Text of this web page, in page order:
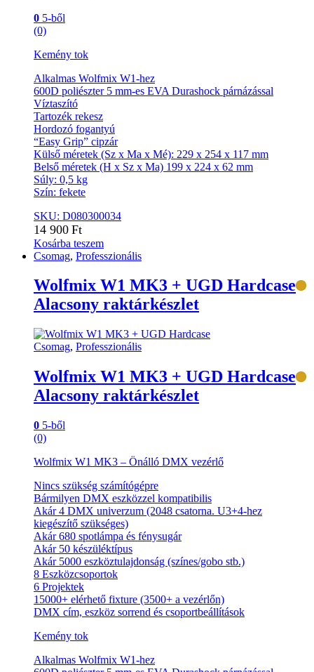
0 5-ből
(0)
Kemény tok
Alkalmas Wolfmix W1-hez
600D poliészter 5 mm-es EVA Durashock párnázással
Víztaszító
Tartozék rekesz
Hordozó fogantyú
“Easy Grip” cipzár
Külső méretek (Sz x Ma x Mé): 229 x 254 x 117 mm
Belső méretek (H x Sz x Ma) 199 x 224 x 62 mm
Súly: 0,5 kg
Szín: fekete
SKU: D080300034
14 900 Ft
Kosárba teszem
Csomag, Professzionális
Wolfmix W1 MK3 + UGD Hardcase
Alacsony raktárkészlet
Csomag, Professzionális
Wolfmix W1 MK3 + UGD Hardcase
Alacsony raktárkészlet
0 5-ből
(0)
Wolfmix W1 MK3 – Önálló DMX vezérlő
Nincs szükség számítógépre
Bármilyen DMX eszközzel kompatibilis
Akár 4 DMX univerzum (2048 csatorna. U3+4-hez
kiegészítő szükséges)
Akár 680 spotlámpa és fénysugár
Akár 50 készüléktípus
Akár 5000 eszköztulajdonság (színes/gobo stb.)
8 Eszközcsoportok
6 Projektek
15000+ elérhető fixture (3500+ a vezérlőn)
DMX cím, eszköz sorrend és csoportbeállítások
Kemény tok
Alkalmas Wolfmix W1-hez